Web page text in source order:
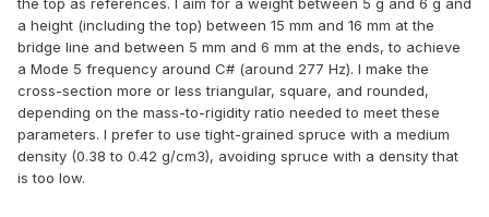
a height (including the top) between 15 mm and 16 mm at the
bridge line and between 5 mm and 6 mm at the ends, to achieve
a Mode 5 frequency around C# (around 277 Hz). I make the
cross-section more or less triangular, square, and rounded,
depending on the mass-to-rigidity ratio needed to meet these
parameters. I prefer to use tight-grained spruce with a medium
density (0.38 to 0.42 g/cm3), avoiding spruce with a density that
is too low.